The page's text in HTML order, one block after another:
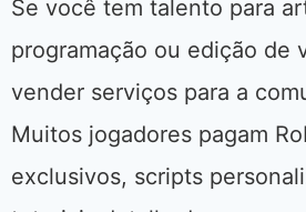
Se você tem talento para
programação ou edição de
vender serviços para a
Muitos jogadores pagam
exclusivos, scripts